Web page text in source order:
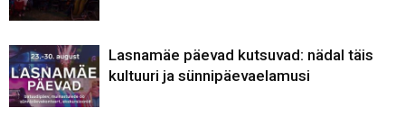
Lasnamäe päevad kutsuvad: nädal täis
kultuuri ja sünnipäevaelamusi